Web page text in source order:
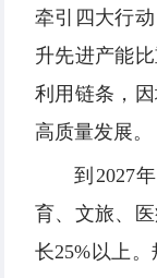
牵引四大行
升先进产能
利用链条，
高质量发展。
到2027
育、文旅、
长25%以上